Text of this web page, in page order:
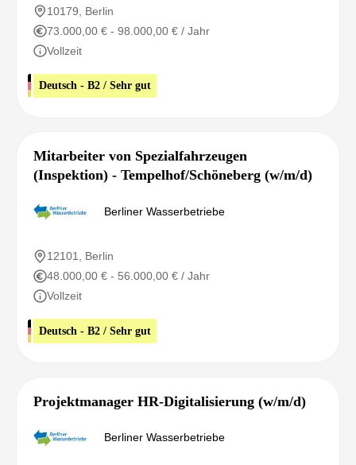
10179, Berlin
73.000,00 € - 98.000,00 € / Jahr
Vollzeit
Deutsch - B2 / Sehr gut
Mitarbeiter von Spezialfahrzeugen
(Inspektion) - Tempelhof/Schöneberg (w/m/d)
Berliner Wasserbetriebe
12101, Berlin
48.000,00 € - 56.000,00 € / Jahr
Vollzeit
Deutsch - B2 / Sehr gut
Projektmanager HR-Digitalisierung (w/m/d)
Berliner Wasserbetriebe